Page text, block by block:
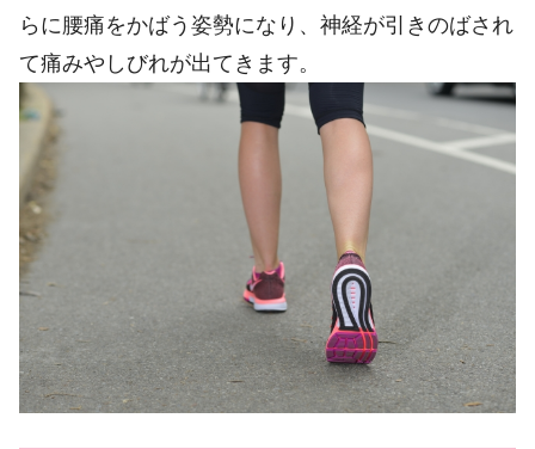
らに腰痛をかばう姿勢になり、神経が引きのばされ
て痛みやしびれが出てきます。